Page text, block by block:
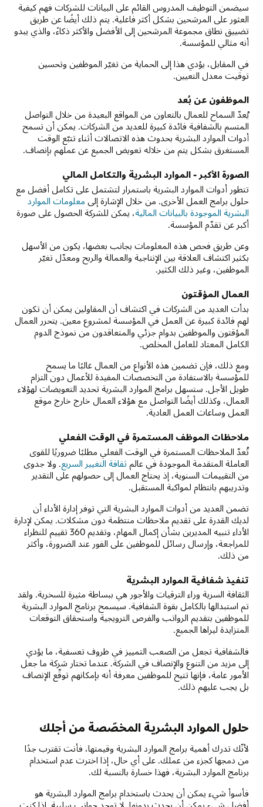
سيضمن التوظيف المدروس القائم على البيانات للشركات فهم كيفية
العثور على المرشحين بشكل أكثر فاعلية. يتم ذلك أيضًا عن طريق
تضييق نطاق مجموعة المرشحين إلى الأفضل والأكثر ذكاءً، والذي يبدو
أنه مثالي للمؤسسة.
في المقابل، يؤدي هذا إلى الحماية من تغيّر الموظفين وتحسين
توقيت معدل التعيين.
الموظفون عن بُعد
يُعدّ السماح للعمال بالتعاون من المواقع البعيدة من خلال التواصل
المتسم بالشفافية فائدة كبيرة للعديد من الشركات. يمكن أن تسمح
أدوات الموارد البشرية بحدوث هذه الاتصالات أثناء تتبّع الوقت
المستغرق بشكل يتم من خلاله تعويض الجميع عن عملهم بإنصاف.
الصورة الأكبر - الموارد البشرية والتكامل المالي
تتطور أدوات الموارد البشرية باستمرار لتشتمل على تكامل أفضل مع
حلول برامج العمل الأخرى. من خلال الإشارة إلى معلومات الموارد
البشرية الموجودة بالبيانات المالية، يمكن للشركة الحصول على صورة
أكبر عن تقدّم المؤسسة.
وعن طريق فحص هذه المعلومات بجانب بعضها، يكون من الأسهل
بكثير اكتشاف العلاقة بين الإنتاجية والعمالة والربح ومعدّل تغيّر
الموظفين، وغير ذلك الكثير.
العمال المؤقتون
بدأت العديد من الشركات في اكتشاف أن المقاولين يمكن أن تكون
لهم فائدة كبيرة عن العمل في المؤسسة لمشروع معين. يتحرر العمال
المؤقتون والموظفين بدوام جزئي والمتعاقدون من نموذج الدوم
الكامل المعتاد للعامل المخلص.
ومع ذلك، فإن تضمين هذه الأنواع من العمال غالبًا ما يسمح
للمؤسسة بالاستفادة من التخصصات المفيدة للأعمال دون التزام
طويل الأجل. ستسهل برامج الموارد البشرية تحديد التعويضات لهؤلاء
العمال، وكذلك أيضًا التواصل مع هؤلاء العمال خارج خارج موقع
العمل وساعات العمل العادية.
ملاحظات الموظف المستمرة في الوقت الفعلي
تُعدّ الملاحظات المستمرة في الوقت الفعلي مطلبًا ضروريًا للقوى
العاملة المتقدمة الموجودة في عالم ثقافة التغيير السريع. ولا جدوى
من التقييمات السنوية، إذ يحتاج العمال إلى حصولهم على التقدير
وتدريبهم بانتظام لمواكبة المستقبل.
تضمن العديد من أدوات الموارد البشرية التي توفر إدارة الأداء أن
لديك القدرة على تقديم ملاحظات منتظمة دون مشكلات. يمكن لإدارة
الأداء تنبيه المديرين بشأن إكمال المهام، وتقديم 360 تقييم للنظراء
للمراجعة، وإرسال رسائل للموظفين على الفور عند الضرورة، وأكثر
من ذلك.
تنفيذ شفافية الموارد البشرية
الثقافة السرية وراء الترقيات والأجور هي ببساطة مثيرة للسخرية. ولقد
تم استبدالها بالكامل بقوة الشفافية. سيسمح برنامج الموارد البشرية
للموظفين بتقديم الرواتب والفرص الترويجية واستحقاق التوقعات
المتزايدة ليراها الجميع.
فالشفافية تجعل من الصعب التمييز في ظروف تعسفية، ما يؤدي
إلى مزيد من التنوع والإنصاف في الشركة. عندما تختار شركة ما جعل
الأمور عامة، فإنها تتيح للموظفين معرفة أنه بإمكانهم توقّع الإنصاف
بل يجب عليهم ذلك.
حلول الموارد البشرية المخصّصة من أجلك
لأنّك تدرك أهمية برامج الموارد البشرية وقيمتها، فأنت تقترب جدًا
من دمجها كجزء من عملك. على أي حال، إذا اخترت عدم استخدام
برنامج الموارد البشرية، فهذا خسارة بالنسبة لك.
فأسوأ شيء يمكن أن يحدث باستخدام برامج الموارد البشرية هو